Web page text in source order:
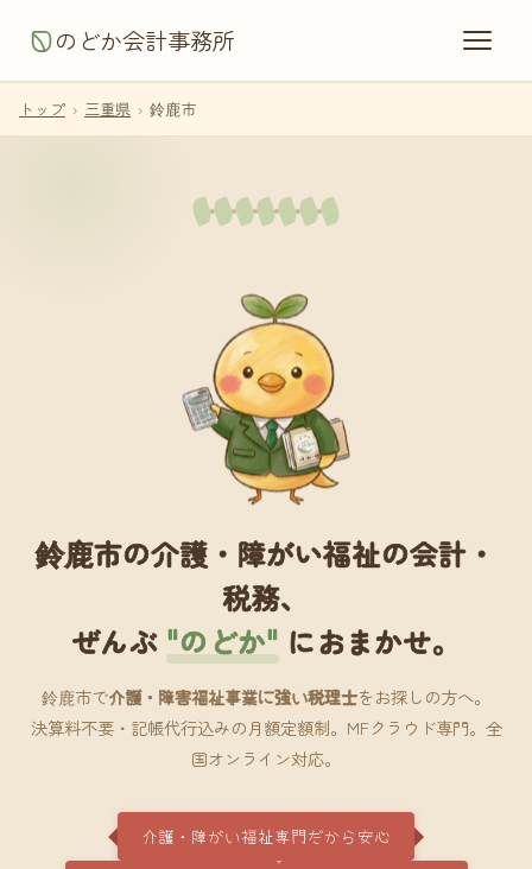
のどか会計事務所
トップ › 三重県 › 鈴鹿市
鈴鹿市の介護・障がい福祉の会計・
税務、
ぜんぶ "のどか" におまかせ。
鈴鹿市で介護・障害福祉事業に強い税理士をお探しの方へ。
決算料不要・記帳代行込みの月額定額制。MFクラウド専門。全
国オンライン対応。
介護・障がい福祉専門だから安心